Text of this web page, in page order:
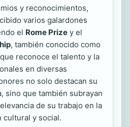
y reconocimientos,
varios galardones
el Rome Prize y el
, también conocido como
reconoce el talento y la
en diversas
no solo destacan su
sino que también subrayan
de su trabajo en la
cultural y social.